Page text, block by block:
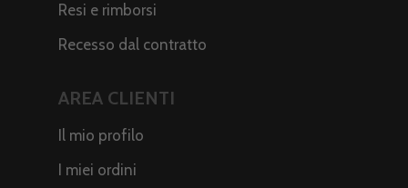
Resi e rimborsi
Recesso dal contratto
AREA CLIENTI
Il mio profilo
I miei ordini